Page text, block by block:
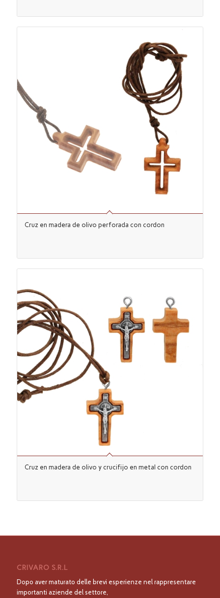
Cruz en madera de olivo perforada con cordon
Cruz en madera de olivo y crucifijo en metal con cordon
CRIVARO S.R.L
Dopo aver maturato delle brevi esperienze nel rappresentare
importanti aziende del settore,